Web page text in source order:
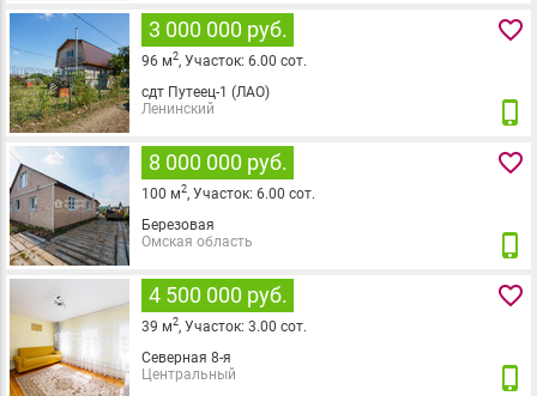
3 000 000 руб.
96 м2, Участок: 6.00 сот.
сдт Путеец-1 (ЛАО)
Ленинский
favorite_border
phone_iphone
8 000 000 руб.
100 м2, Участок: 6.00 сот.
Березовая
Омская область
favorite_border
phone_iphone
4 500 000 руб.
39 м2, Участок: 3.00 сот.
Северная 8-я
Центральный
favorite_border
phone_iphone